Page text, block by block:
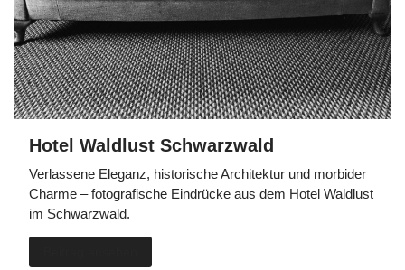
Hotel Waldlust Schwarzwald
Verlassene Eleganz, historische Architektur und morbider
Charme – fotografische Eindrücke aus dem Hotel Waldlust
im Schwarzwald.